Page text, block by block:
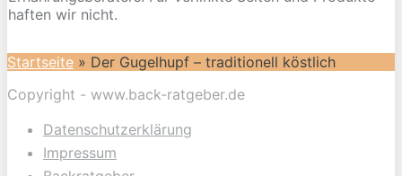
haften wir nicht.
Startseite » Der Gugelhupf – traditionell köstlich
Copyright - www.back-ratgeber.de
Datenschutzerklärung
Impressum